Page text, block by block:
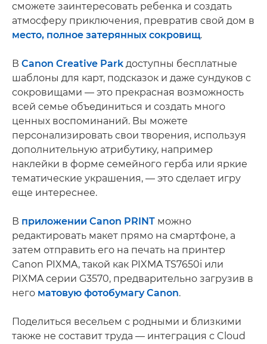
сможете заинтересовать ребенка и создать
атмосферу приключения, превратив свой дом в
место, полное затерянных сокровищ.
В Canon Creative Park доступны бесплатные
шаблоны для карт, подсказок и даже сундуков с
сокровищами — это прекрасная возможность
всей семье объединиться и создать много
ценных воспоминаний. Вы можете
персонализировать свои творения, используя
дополнительную атрибутику, например
наклейки в форме семейного герба или яркие
тематические украшения, — это сделает игру
еще интереснее.
В приложении Canon PRINT можно
редактировать макет прямо на смартфоне, а
затем отправить его на печать на принтер
Canon PIXMA, такой как PIXMA TS7650i или
PIXMA серии G3570, предварительно загрузив в
него матовую фотобумагу Canon.
Поделиться весельем с родными и близкими
также не составит труда — интеграция с Cloud